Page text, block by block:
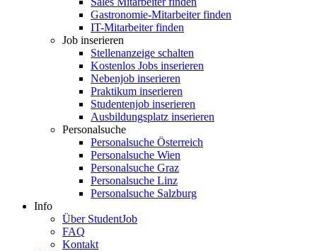
Gastronomie-Mitarbeiter finden
IT-Mitarbeiter finden
Job inserieren
Stellenanzeige schalten
Kostenlos Jobs inserieren
Nebenjob inserieren
Praktikum inserieren
Studentenjob inserieren
Ausbildungsplatz inserieren
Personalsuche
Personalsuche Österreich
Personalsuche Wien
Personalsuche Graz
Personalsuche Linz
Personalsuche Salzburg
Info
Über StudentJob
FAQ
Kontakt